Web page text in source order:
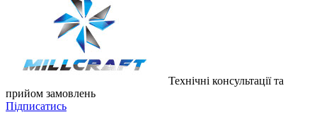
Технічні консультації та
прийом замовлень
Підписатись